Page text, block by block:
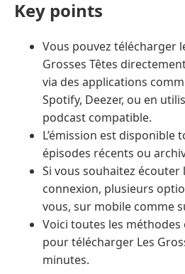
Key points
Vous pouvez télécharger
Grosses Têtes
via des applications
Spotify, Deezer, ou en
podcast compatible.
L’émission est disponible
épisodes récents ou
Si vous souhaitez écouter
connexion, plusieurs
vous, sur mobile comme
Voici toutes les
pour télécharger Les
minutes.